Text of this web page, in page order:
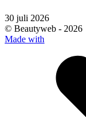
30 juli 2026
© Beautyweb - 2026
Made with